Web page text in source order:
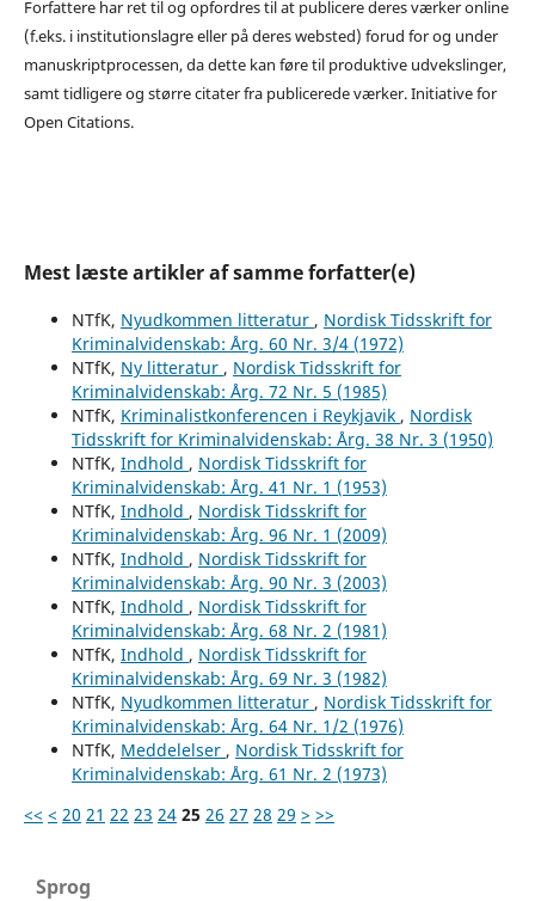
Forfattere har ret til og opfordres til at publicere deres værker online
(f.eks. i institutionslagre eller på deres websted) forud for og under
manuskriptprocessen, da dette kan føre til produktive udvekslinger,
samt tidligere og større citater fra publicerede værker. Initiative for
Open Citations.
Mest læste artikler af samme forfatter(e)
NTfK, Nyudkommen litteratur , Nordisk Tidsskrift for
Kriminalvidenskab: Årg. 60 Nr. 3/4 (1972)
NTfK, Ny litteratur , Nordisk Tidsskrift for
Kriminalvidenskab: Årg. 72 Nr. 5 (1985)
NTfK, Kriminalistkonferencen i Reykjavik , Nordisk
Tidsskrift for Kriminalvidenskab: Årg. 38 Nr. 3 (1950)
NTfK, Indhold , Nordisk Tidsskrift for
Kriminalvidenskab: Årg. 41 Nr. 1 (1953)
NTfK, Indhold , Nordisk Tidsskrift for
Kriminalvidenskab: Årg. 96 Nr. 1 (2009)
NTfK, Indhold , Nordisk Tidsskrift for
Kriminalvidenskab: Årg. 90 Nr. 3 (2003)
NTfK, Indhold , Nordisk Tidsskrift for
Kriminalvidenskab: Årg. 68 Nr. 2 (1981)
NTfK, Indhold , Nordisk Tidsskrift for
Kriminalvidenskab: Årg. 69 Nr. 3 (1982)
NTfK, Nyudkommen litteratur , Nordisk Tidsskrift for
Kriminalvidenskab: Årg. 64 Nr. 1/2 (1976)
NTfK, Meddelelser , Nordisk Tidsskrift for
Kriminalvidenskab: Årg. 61 Nr. 2 (1973)
<< < 20 21 22 23 24 25 26 27 28 29 > >>
Sprog